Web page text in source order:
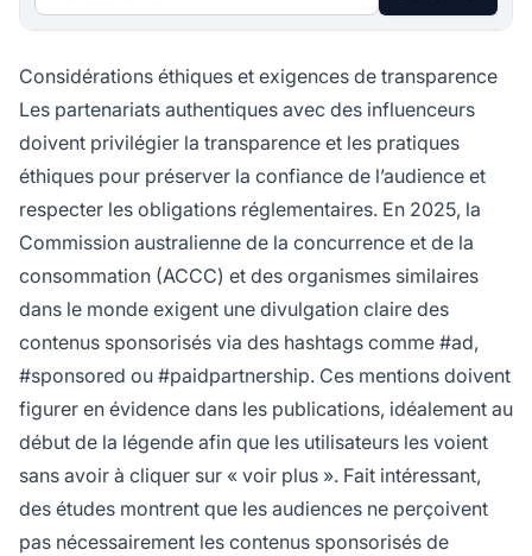
Considérations éthiques et exigences de transparence
Les partenariats authentiques avec des influenceurs
doivent privilégier la transparence et les pratiques
éthiques pour préserver la confiance de l’audience et
respecter les obligations réglementaires. En 2025, la
Commission australienne de la concurrence et de la
consommation (ACCC) et des organismes similaires
dans le monde exigent une divulgation claire des
contenus sponsorisés via des hashtags comme #ad,
#sponsored ou #paidpartnership. Ces mentions doivent
figurer en évidence dans les publications, idéalement au
début de la légende afin que les utilisateurs les voient
sans avoir à cliquer sur « voir plus ». Fait intéressant,
des études montrent que les audiences ne perçoivent
pas nécessairement les contenus sponsorisés de